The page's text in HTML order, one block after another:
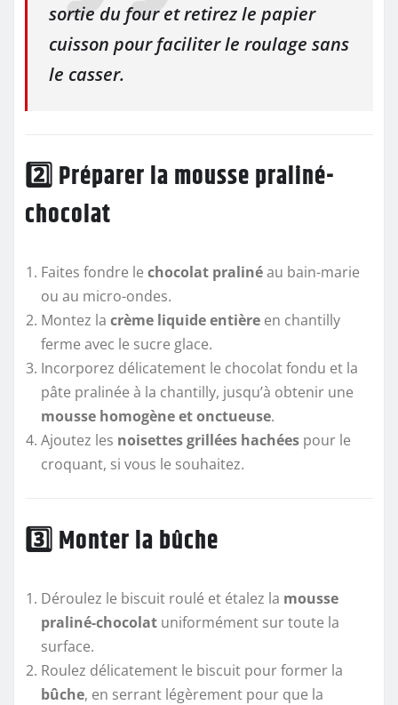
sortie du four et retirez le papier
cuisson pour faciliter le roulage sans
le casser.
2️⃣ Préparer la mousse praliné-
chocolat
Faites fondre le chocolat pralinéau bain-marie
ou au micro-ondes.
Montez la crème liquide entière en chantilly
ferme avec le sucre glace.
Incorporez délicatement le chocolat fondu et la
pâte pralinée à la chantilly, jusqu’à obtenir une
mousse homogène et onctueuse.
Ajoutez les noisettes grillées hachées pour le
croquant, si vous le souhaitez.
3️⃣ Monter la bûche
Déroulez le biscuit roulé et étalez la mousse
praliné-chocolat uniformément sur toute la
surface.
Roulez délicatement le biscuit pour former la
bûche, en serrant légèrement pour que la